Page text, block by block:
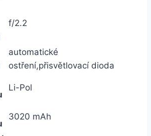
f/2.2
automatické
ostření,přisvětlovací dioda
Li-Pol
3020 mAh